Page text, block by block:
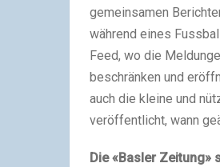
gemeinsamen
während eines
Feed, wo die
beschränken und
auch die kleine und
veröffentlicht, wann
Die «Basler Zeitung»